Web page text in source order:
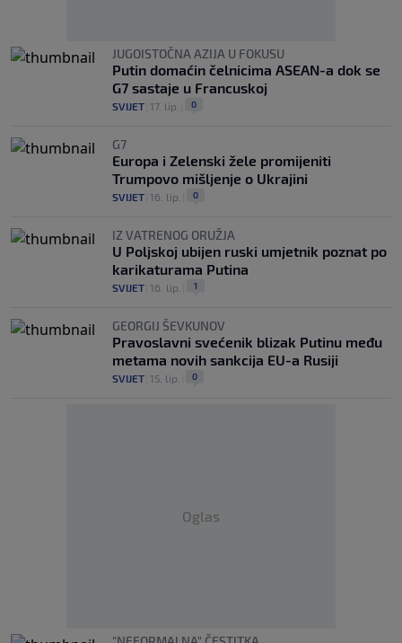
JUGOISTOČNA AZIJA U FOKUSU
Putin domaćin čelnicima ASEAN-a dok se
G7 sastaje u Francuskoj
SVIJET 17. lip. 0
G7
Europa i Zelenski žele promijeniti
Trumpovo mišljenje o Ukrajini
SVIJET 16. lip. 0
IZ VATRENOG ORUŽJA
U Poljskoj ubijen ruski umjetnik poznat po
karikaturama Putina
SVIJET 16. lip. 1
GEORGIJ ŠEVKUNOV
Pravoslavni svećenik blizak Putinu među
metama novih sankcija EU-a Rusiji
SVIJET 15. lip. 0
Oglas